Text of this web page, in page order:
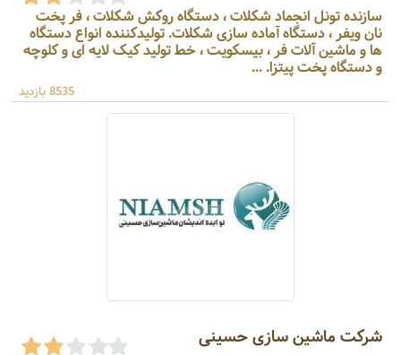
سازنده تونل انجماد شکلات ، دستگاه روکش شکلات ، فر پخت
نان ویفر ، دستگاه آماده سازی شکلات. تولیدکننده انواع دستگاه
ها و ماشین آلات فر ، بیسکویت ، خط تولید کیک لایه ای و کلوچه
و دستگاه پخت پیتزا. ...
8535 بازدید
شرکت ماشین سازی حسینی